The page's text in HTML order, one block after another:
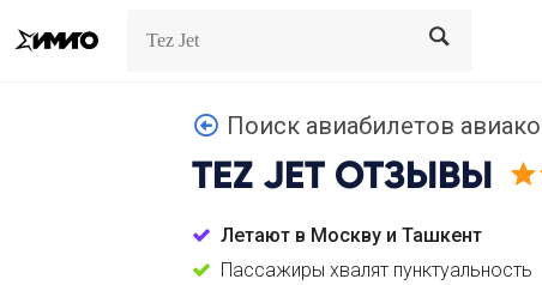
Search
Поиск авиабилетов
TEZ JET ОТЗЫВЫ
Летают в Москву и Ташкент
Пассажиры хвалят пунктуальность